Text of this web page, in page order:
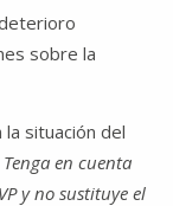
sobre la
situación del
Tenga en cuenta
y no sustituye el